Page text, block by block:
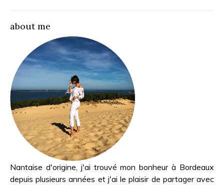
about me
Nantaise d'origine, j'ai trouvé mon bonheur à Bordeaux
depuis plusieurs années et j'ai le plaisir de partager avec